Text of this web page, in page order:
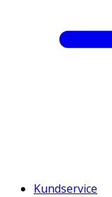
Kundservice